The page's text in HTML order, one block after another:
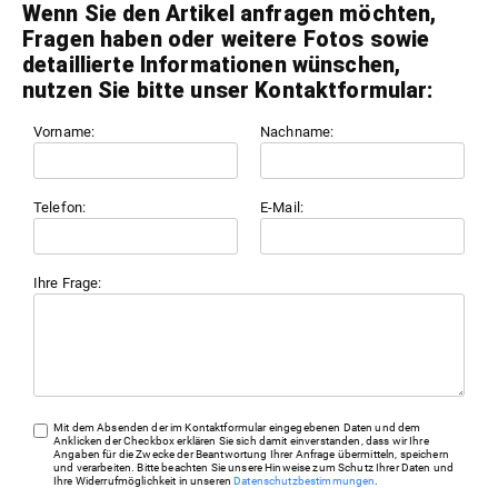
Wenn Sie den Artikel anfragen möchten,
Fragen haben oder weitere Fotos sowie
detaillierte Informationen wünschen,
nutzen Sie bitte unser Kontaktformular:
Vorname: Nachname:
Telefon: E-Mail:
Ihre Frage:
Mit dem Absenden der im Kontaktformular eingegebenen Daten und dem
Anklicken der Checkbox erklären Sie sich damit einverstanden, dass wir Ihre
Angaben für die Zwecke der Beantwortung Ihrer Anfrage übermitteln, speichern
und verarbeiten. Bitte beachten Sie unsere Hinweise zum Schutz Ihrer Daten und
Ihre Widerrufmöglichkeit in unserenDatenschutzbestimmungen